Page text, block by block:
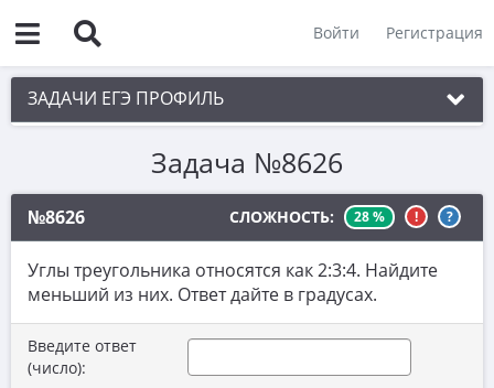
Войти Регистрация
ЗАДАЧИ ЕГЭ ПРОФИЛЬ
1. Планиметрия
2. Векторы
3. Стереометрия
4. Классическое определение вероятности
5. Теория вероятностей
6. Уравнения
Задача №8626
№8626 СЛОЖНОСТЬ: 28 % ! ?
Углы треугольника относятся как 2:3:4. Найдите
меньший из них. Ответ дайте в градусах.
Введите ответ
(число):